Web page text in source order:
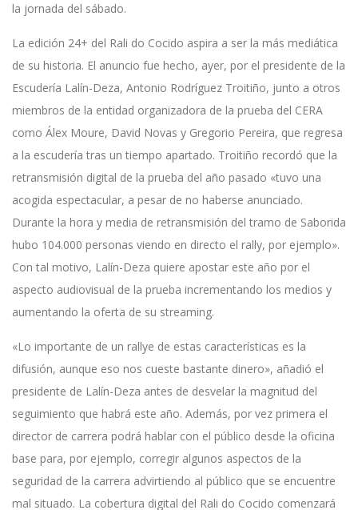
la jornada del sábado.
La edición 24+ del Rali do Cocido aspira a ser la más mediática
de su historia. El anuncio fue hecho, ayer, por el presidente de la
Escudería Lalín-Deza, Antonio Rodríguez Troitiño, junto a otros
miembros de la entidad organizadora de la prueba del CERA
como Álex Moure, David Novas y Gregorio Pereira, que regresa
a la escudería tras un tiempo apartado. Troitiño recordó que la
retransmisión digital de la prueba del año pasado «tuvo una
acogida espectacular, a pesar de no haberse anunciado.
Durante la hora y media de retransmisión del tramo de Saborida
hubo 104.000 personas viendo en directo el rally, por ejemplo».
Con tal motivo, Lalín-Deza quiere apostar este año por el
aspecto audiovisual de la prueba incrementando los medios y
aumentando la oferta de su streaming.
«Lo importante de un rallye de estas características es la
difusión, aunque eso nos cueste bastante dinero», añadió el
presidente de Lalín-Deza antes de desvelar la magnitud del
seguimiento que habrá este año. Además, por vez primera el
director de carrera podrá hablar con el público desde la oficina
base para, por ejemplo, corregir algunos aspectos de la
seguridad de la carrera advirtiendo al público que se encuentre
mal situado. La cobertura digital del Rali do Cocido comenzará